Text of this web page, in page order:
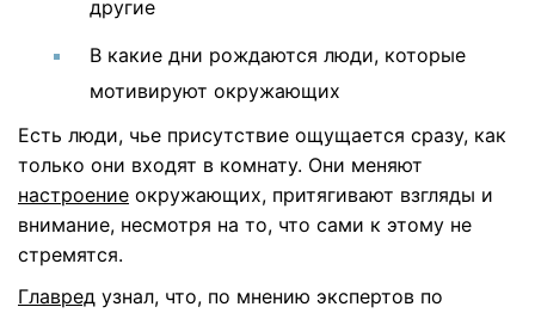
другие
В какие дни рождаются люди, которые
мотивируют окружающих
Есть люди, чье присутствие ощущается сразу, как
только они входят в комнату. Они меняют
настроение окружающих, притягивают взгляды и
внимание, несмотря на то, что сами к этому не
стремятся.
Главред узнал, что, по мнению экспертов по